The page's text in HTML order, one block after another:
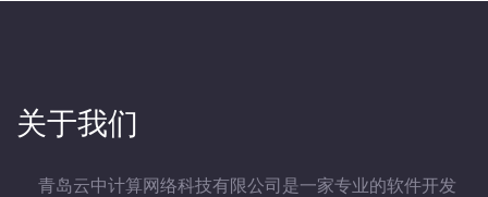
关于我们
青岛云中计算网络科技有限公司是一家专业的软件开发